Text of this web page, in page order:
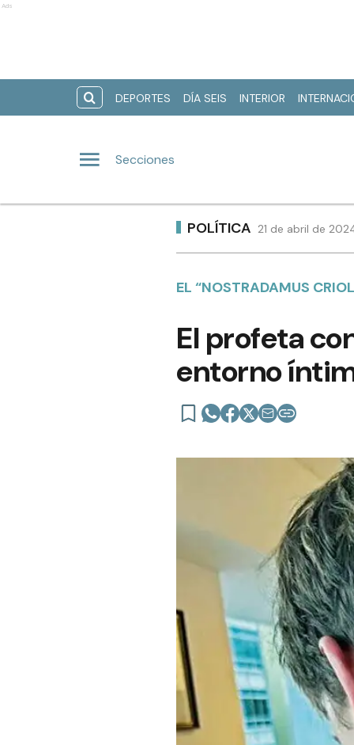
Ads
DEPORTES DÍA SEIS INTERIOR
Secciones
POLÍTICA 21 de abril de
EL “NOSTRADAMUS
El profeta
entorno